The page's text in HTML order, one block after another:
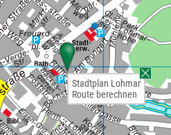
Stadtplan Lohmar
Route berechnen